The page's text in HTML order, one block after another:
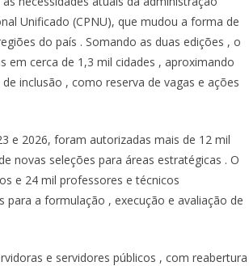
Unificado (CPNU), que mudou a forma de
do país . Somando as duas edições , o
em cerca de 1,3 mil cidades , aproximando
de inclusão , como reserva de vagas e ações
e 2026, foram autorizadas mais de 12 mil
de novas seleções para áreas estratégicas . O
e 24 mil professores etécnicos
para a formulação , execução e avaliação de
e servidores públicos , com reabertura